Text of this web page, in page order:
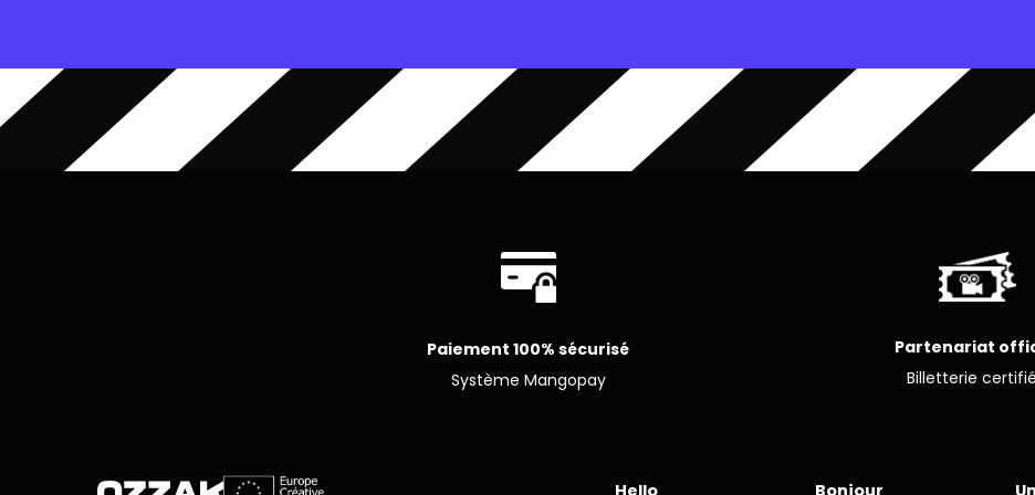
Paiement 100% sécurisé
Système Mangopay
Partenariat
Billetterie